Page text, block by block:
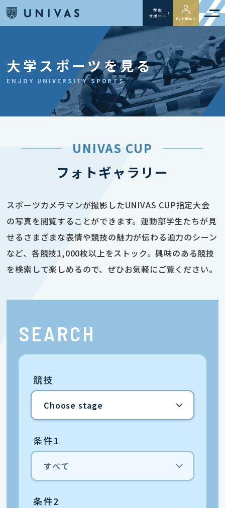
学生
サポート
My UNIVAS
大学スポーツを見る
ENJOY UNIVERSITY SPORTS
UNIVAS CUP
フォトギャラリー
スポーツカメラマンが撮影したUNIVAS CUP指定大会
の写真を閲覧することができます。運動部学生たちが見
せるさまざまな表情や競技の魅力が伝わる迫力のシーン
など、各競技1,000枚以上をストック。興味のある競技
を検索して楽しめるので、ぜひお気軽にご覧ください。
SEARCH
競技
条件1
条件2